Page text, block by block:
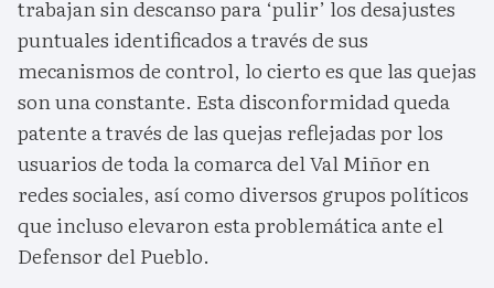
trabajan sin descanso para ‘pulir’ los desajustes
puntuales identificados a través de sus
mecanismos de control, lo cierto es que las quejas
son una constante. Esta disconformidad queda
patente a través de las quejas reflejadas por los
usuarios de toda la comarca del Val Miñor en
redes sociales, así como diversos grupos políticos
que incluso elevaron esta problemática ante el
Defensor del Pueblo.